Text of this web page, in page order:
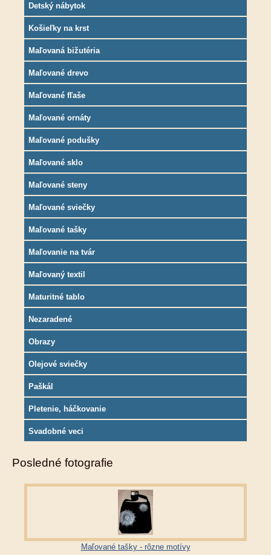
Detský nábytok
Košieľky na krst
Maľovaná bižutéria
Maľované drevo
Maľované fľaše
Maľované ornáty
Maľované podušky
Maľované sklo
Maľované steny
Maľované sviečky
Maľované tašky
Maľovanie na tvár
Maľovaný textil
Maturitné tablo
Nezaradené
Obrazy
Olejové sviečky
Paškál
Pletenie, háčkovanie
Svadobné veci
Posledné fotografie
Maľované tašky - rôzne motívy